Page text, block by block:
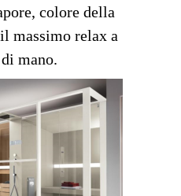
colore della
massimo relax a
mano.